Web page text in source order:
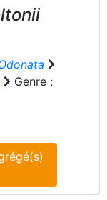
Genre :